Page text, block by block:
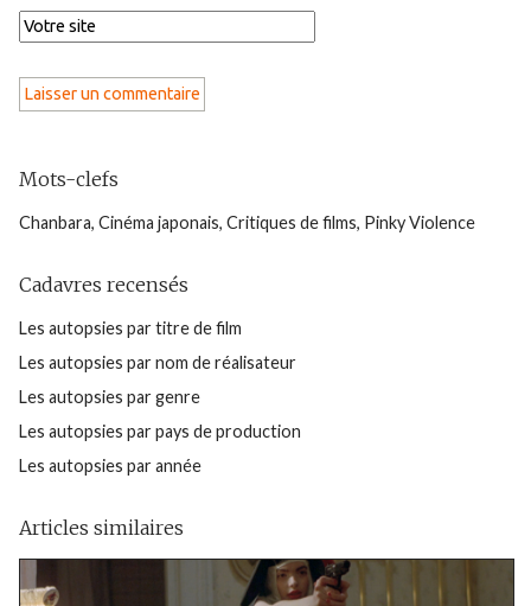
Mots-clefs
Chanbara, Cinéma japonais, Critiques de films, Pinky Violence
Cadavres recensés
Les autopsies par titre de film
Les autopsies par nom de réalisateur
Les autopsies par genre
Les autopsies par pays de production
Les autopsies par année
Articles similaires